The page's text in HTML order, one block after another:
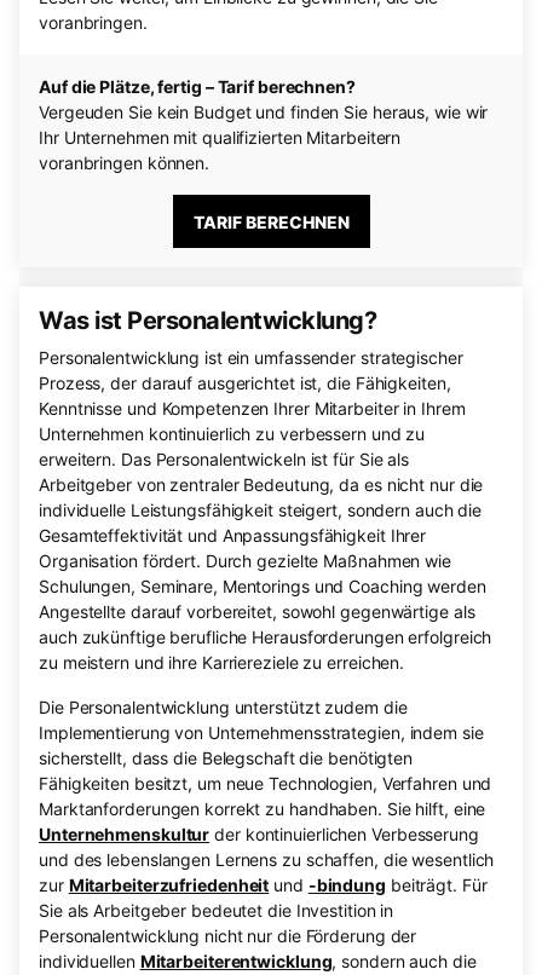
voranbringen.
Auf die Plätze, fertig – Tarif berechnen?
Vergeuden Sie kein Budget und finden Sie heraus, wie wir
Ihr Unternehmen mit qualifizierten Mitarbeitern
voranbringen können.
TARIF BERECHNEN
Was ist Personalentwicklung?
Personalentwicklung ist ein umfassender strategischer
Prozess, der darauf ausgerichtet ist, die Fähigkeiten,
Kenntnisse und Kompetenzen Ihrer Mitarbeiter in Ihrem
Unternehmen kontinuierlich zu verbessern und zu
erweitern. Das Personalentwickeln ist für Sie als
Arbeitgeber von zentraler Bedeutung, da es nicht nur die
individuelle Leistungsfähigkeit steigert, sondern auch die
Gesamteffektivität und Anpassungsfähigkeit Ihrer
Organisation fördert. Durch gezielte Maßnahmen wie
Schulungen, Seminare, Mentorings und Coaching werden
Angestellte darauf vorbereitet, sowohl gegenwärtige als
auch zukünftige berufliche Herausforderungen erfolgreich
zu meistern und ihre Karriereziele zu erreichen.
Die Personalentwicklung unterstützt zudem die
Implementierung von Unternehmensstrategien, indem sie
sicherstellt, dass die Belegschaft die benötigten
Fähigkeiten besitzt, um neue Technologien, Verfahren und
Marktanforderungen korrekt zu handhaben. Sie hilft, eine
Unternehmenskultur der kontinuierlichen Verbesserung
und des lebenslangen Lernens zu schaffen, die wesentlich
zur Mitarbeiterzufriedenheit und -bindung beiträgt. Für
Sie als Arbeitgeber bedeutet die Investition in
Personalentwicklung nicht nur die Förderung der
individuellen Mitarbeiterentwicklung, sondern auch die